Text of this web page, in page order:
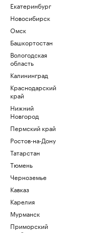
Екатеринбург
Новосибирск
Омск
Башкортостан
Вологодская
область
Калининград
Краснодарский
край
Нижний
Новгород
Пермский край
Ростов-на-Дону
Татарстан
Тюмень
Черноземье
Кавказ
Карелия
Мурманск
Приморский